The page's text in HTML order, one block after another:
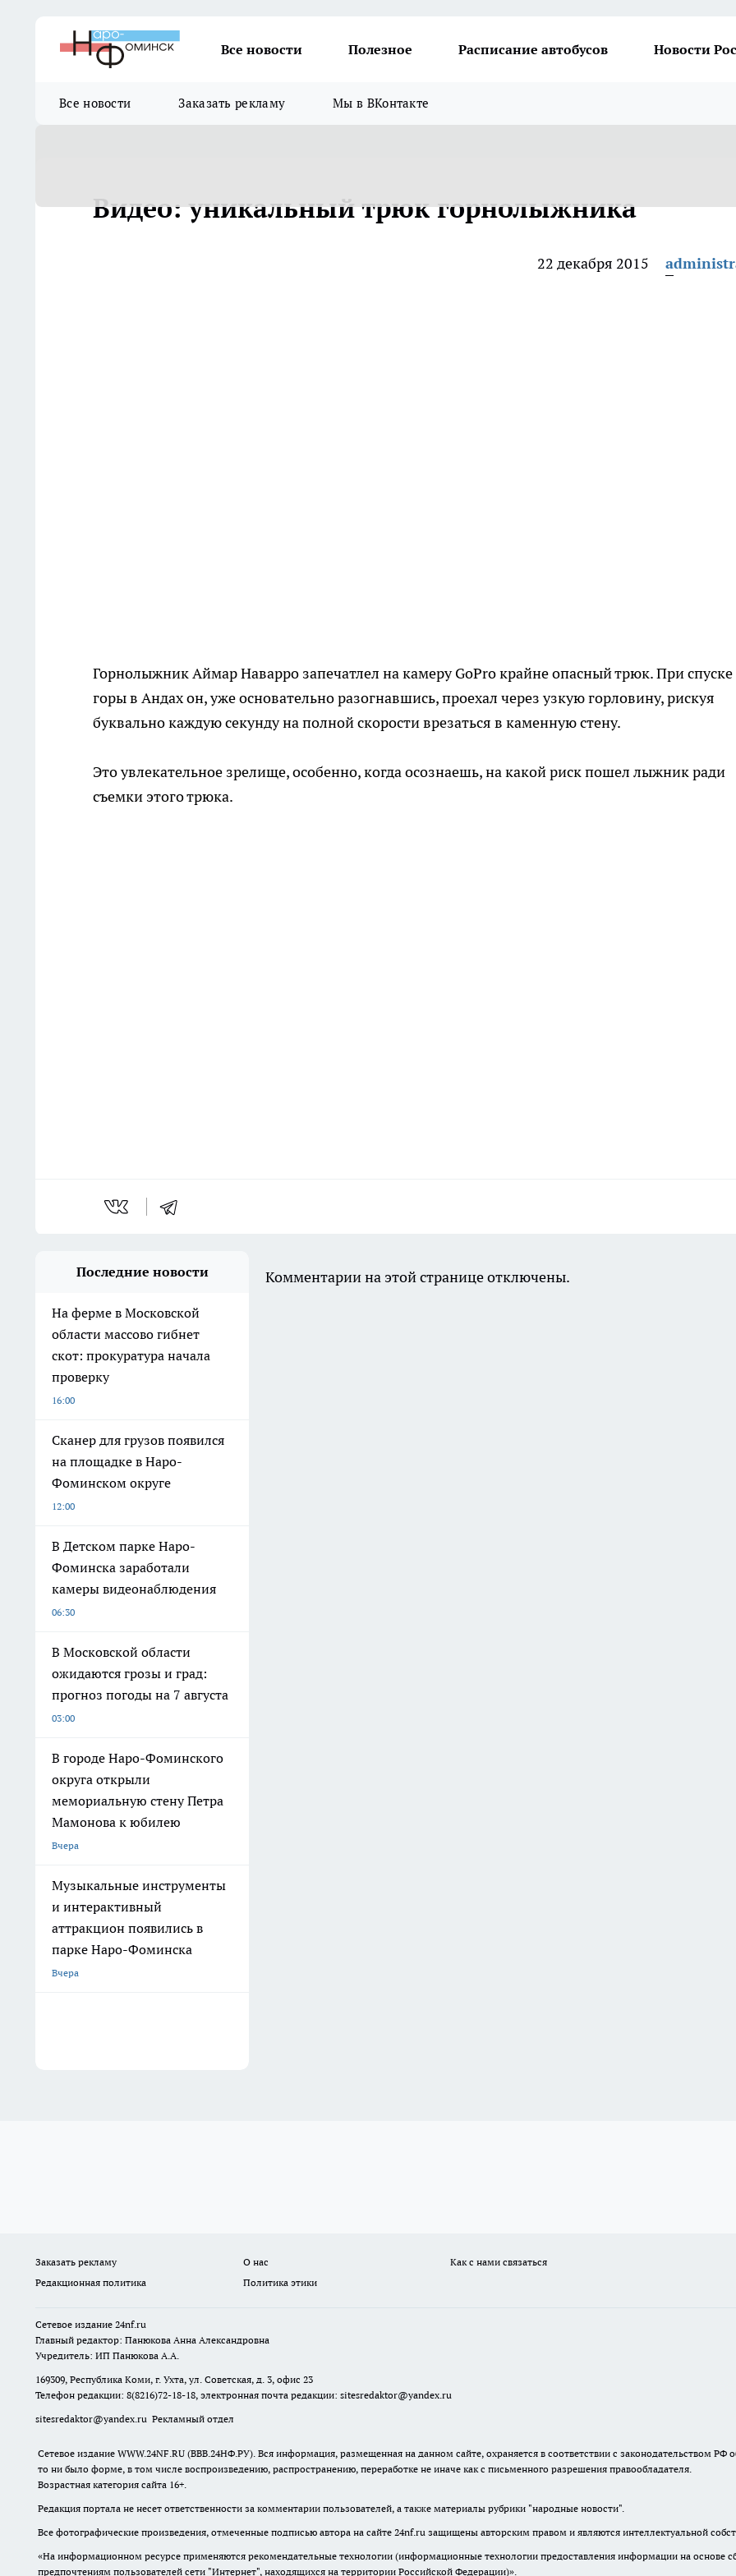
Все новости Полезное Расписание автобусов Новости
Все новости Заказать рекламу Мы в ВКонтакте
Видео: уникальный трюк горнолыжника
22 декабря 2015
Горнолыжник Аймар Наварро запечатлел на камеру GoPro крайне опасный трюк. При спуске
горы в Андах он, уже основательно разогнавшись, проехал через узкую горловину, рискуя
буквально каждую секунду на полной скорости врезаться в каменную стену.
Это увлекательное зрелище, особенно, когда осознаешь, на какой риск пошел лыжник ради
съемки этого трюка.
Последние новости
На ферме в Московской
области массово гибнет
скот: прокуратура начала
проверку
16:00
Сканер для грузов появился
на площадке в Наро-
Фоминском округе
12:00
В Детском парке Наро-
Фоминска заработали
камеры видеонаблюдения
06:30
В Московской области
ожидаются грозы и град:
прогноз погоды на 7 августа
03:00
В городе Наро-Фоминского
округа открыли
мемориальную стену Петра
Мамонова к юбилею
Вчера
Музыкальные инструменты
и интерактивный
аттракцион появились в
парке Наро-Фоминска
Вчера
Комментарии на этой странице отключены.
Заказать рекламу О нас
Как с нами связаться
Редакционная политика
Политика этики
Сетевое издание 24nf.ru
Главный редактор: Панюкова Анна Александровна
Учредитель: ИП Панюкова А.А.
169309, Республика Коми, г. Ухта, ул. Советская, д. 3, офис 23
Телефон редакции: 8(8216)72-18-18, электронная почта редакции: sitesredaktor@yandex.ru
sitesredaktor@yandex.ru Рекламный отдел
Сетевое издание WWW.24NF.RU (ВВВ.24НФ.РУ). Вся информация, размещенная на данном сайте, охраняется в соответствии с законодательством
то ни было форме, в том числе воспроизведению, распространению, переработке не иначе как с письменного разрешения правообладателя.
Возрастная категория сайта 16+.
Редакция портала не несет ответственности за комментарии пользователей, а также материалы рубрики "народные новости".
Все фотографические произведения, отмеченные подписью автора на сайте 24nf.ru защищены авторским правом и являются интеллектуальной
«На информационном ресурсе применяются рекомендательные технологии (информационные технологии предоставления информации на основе
предпочтениям пользователей сети "Интернет", находящихся на территории Российской Федерации)».